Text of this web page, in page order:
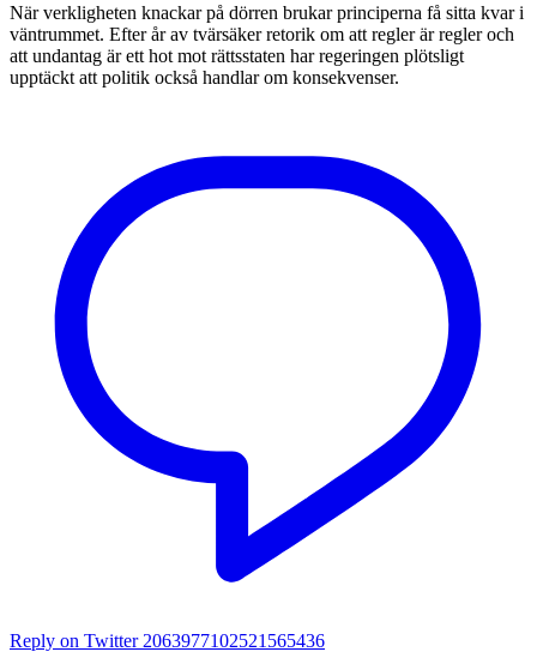
När verkligheten knackar på dörren brukar principerna få sitta kvar i
väntrummet. Efter år av tvärsäker retorik om att regler är regler och
att undantag är ett hot mot rättsstaten har regeringen plötsligt
upptäckt att politik också handlar om konsekvenser.
Reply on Twitter 2063977102521565436